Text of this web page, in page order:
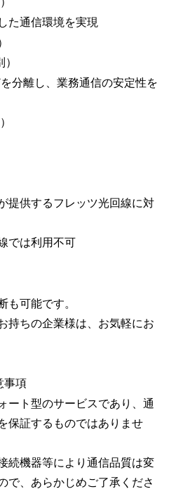
た通信環境を実現
分離し、業務通信の安定性を
提供するフレッツ光回線に対
では利用不可
も可能です。
持ちの企業様は、お気軽にお
事項
ート型のサービスであり、通
保証するものではありませ
続機器等により通信品質は変
で、あらかじめご了承くださ